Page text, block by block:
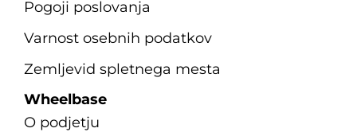
Pogoji poslovanja
Varnost osebnih podatkov
Zemljevid spletnega mesta
Wheelbase
O podjetju